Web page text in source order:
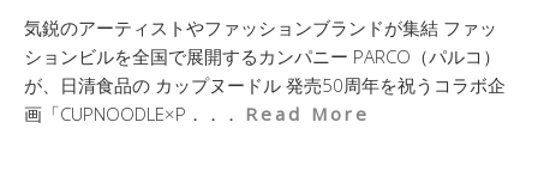
気鋭のアーティストやファッションブランドが集結 ファッ
ションビルを全国で展開するカンパニー PARCO（パルコ）
が、日清食品の カップヌードル 発売50周年を祝うコラボ企
画「CUPNOODLE×P．．． Read More